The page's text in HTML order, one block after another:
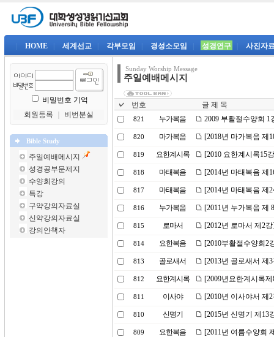
HOME 세계선교 각부모임 경성소모임 성경연구 사진자
비밀번호 기억
회원등록
비번분실
Bible Study
주일예배메시지
성경공부문제지
수양회강의
특강
구약강의자료실
신약강의자료실
강의안책자
Sunday Worship Message
주일예배메시지
번호 글 제 목
821 누가복음 2009 부활절수양회
820 마가복음 [2018년 마가복음 제
819 요한계시록 [2010 요한계시록15
818 마태복음 [2014년 마태복음 제
817 마태복음 [2014년 마태복음 제
816 누가복음 [2011년 누가복음 제
815 로마서 [2012년 로마서 제2
814 요한복음 [2010부활절수양회2
813 골로새서 [2013년 골로새서 제
812 요한계시록 [2009년요한계시록
811 이사야 [2010년 이사야서 제
810 신명기 [2015년 신명기 제13
809 요한복음 [2011년 여름수양회